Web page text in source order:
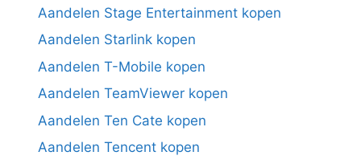
Aandelen Stage Entertainment kopen
Aandelen Starlink kopen
Aandelen T-Mobile kopen
Aandelen TeamViewer kopen
Aandelen Ten Cate kopen
Aandelen Tencent kopen